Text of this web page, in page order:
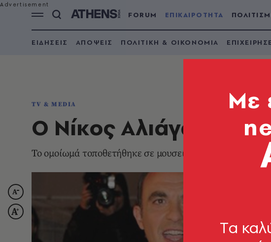
FORUM ΕΠΙΚΑΙΡΟΤΗΤΑ
ΕΙΔΗΣΕΙΣ ΑΠΟΨΕΙΣ ΠΟΛΙΤΙΚΗ & ΟΙΚΟΝΟΜΙΑ
TV & MEDIA
Ο Νίκος Αλιάγας
Το ομοίωμά τοποθετήθηκε σε μουσείο στο Παρίσι
Mε
Tα